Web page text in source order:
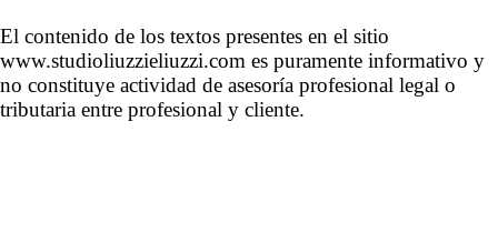
El contenido de los textos presentes en el sitio
www.studioliuzzieliuzzi.com es puramente informativo y
no constituye actividad de asesoría profesional legal o
tributaria entre profesional y cliente.